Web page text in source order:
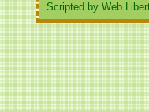
Scripted by Web